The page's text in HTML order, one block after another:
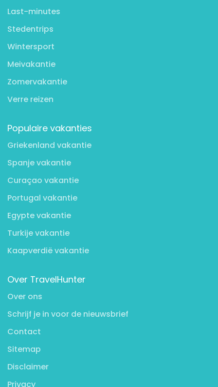
Last-minutes
Stedentrips
Wintersport
Meivakantie
Zomervakantie
Verre reizen
Populaire vakanties
Griekenland vakantie
Spanje vakantie
Curaçao vakantie
Portugal vakantie
Egypte vakantie
Turkije vakantie
Kaapverdië vakantie
Over TravelHunter
Over ons
Schrijf je in voor de nieuwsbrief
Contact
Sitemap
Disclaimer
Privacy